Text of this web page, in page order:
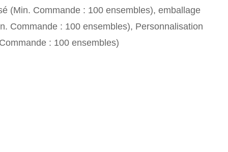
(Min. Commande : 100 ensembles), emballage
Commande : 100 ensembles), Personnalisation
: 100 ensembles)